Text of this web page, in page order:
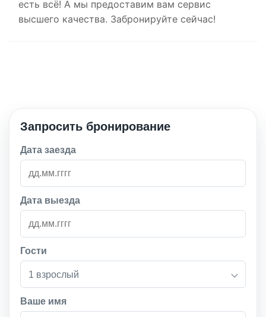
есть всё! А мы предоставим вам сервис
высшего качества. Забронируйте сейчас!
Запросить бронирование
Дата заезда
Дата выезда
Гости
1 взрослый
Ваше имя